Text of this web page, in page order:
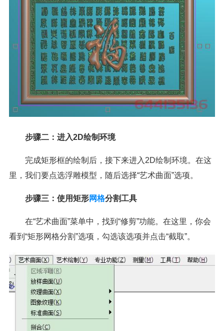
步骤二：进入2D绘制环境
完成矩形框的绘制后，接下来进入2D绘制环境。在这
里，我们要点选浮雕模型，随后选择“艺术曲面”选项。
步骤三：使用矩形网格分割工具
在“艺术曲面”菜单中，找到“修剪”功能。在这里，你会
看到“矩形网格分割”选项，勾选该选项并点击“截取”。